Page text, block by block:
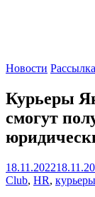
и
эти
изменения
с
читателем.
Новости Рассылка
Курьеры
смогут
18.11.2022
Club, HR, курьеры